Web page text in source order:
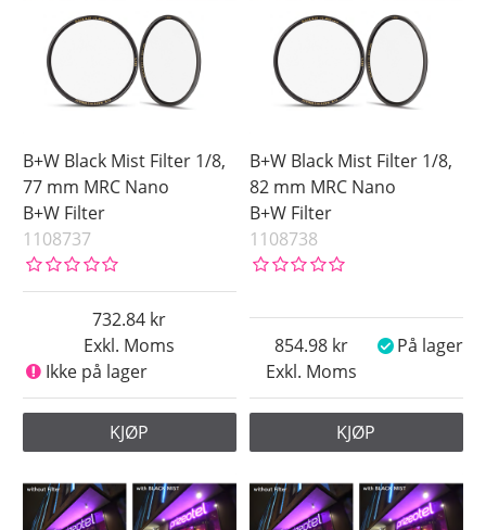
B+W Black Mist Filter 1/8,
77 mm MRC Nano
B+W Filter
1108737
Exkl. Moms
732.84
Ikke på lager
KJØP
B+W Black Mist Filter 1/8,
82 mm MRC Nano
B+W Filter
1108738
Exkl. Moms
854.98 På lager
KJØP